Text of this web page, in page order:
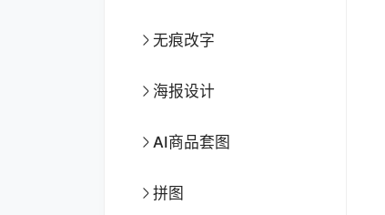
无痕改字
海报设计
AI商品套图
拼图